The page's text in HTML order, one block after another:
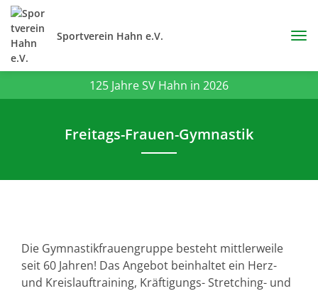
Sportverein Hahn e.V.
125 Jahre SV Hahn in 2026
Freitags-Frauen-Gymnastik
Die Gymnastikfrauengruppe besteht mittlerweile
seit 60 Jahren! Das Angebot beinhaltet ein Herz-
und Kreislauftraining, Kräftigungs- Stretching- und